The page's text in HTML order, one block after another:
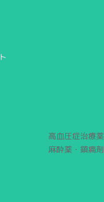
高血圧症治療薬
麻酔薬・鎮痛剤